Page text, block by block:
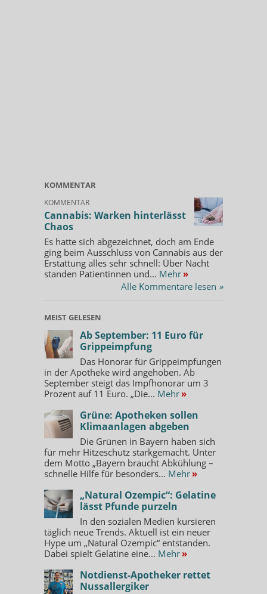
KOMMENTAR
KOMMENTAR
Cannabis: Warken hinterlässt
Chaos
Es hatte sich abgezeichnet, doch am Ende
ging beim Ausschluss von Cannabis aus der
Erstattung alles sehr schnell: Über Nacht
standen Patientinnen und... Mehr »
Alle Kommentare lesen »
MEIST GELESEN
Ab September: 11 Euro für
Grippeimpfung
Das Honorar für Grippeimpfungen
in der Apotheke wird angehoben. Ab
September steigt das Impfhonorar um 3
Prozent auf 11 Euro. „Die... Mehr »
Grüne: Apotheken sollen
Klimaanlagen abgeben
Die Grünen in Bayern haben sich
für mehr Hitzeschutz starkgemacht. Unter
dem Motto „Bayern braucht Abkühlung –
schnelle Hilfe für besonders... Mehr »
„Natural Ozempic“: Gelatine
lässt Pfunde purzeln
In den sozialen Medien kursieren
täglich neue Trends. Aktuell ist ein neuer
Hype um „Natural Ozempic“ entstanden.
Dabei spielt Gelatine eine... Mehr »
Notdienst-Apotheker rettet
Nussallergiker